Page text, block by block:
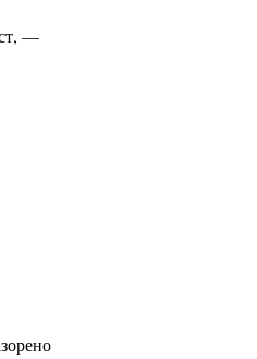
—